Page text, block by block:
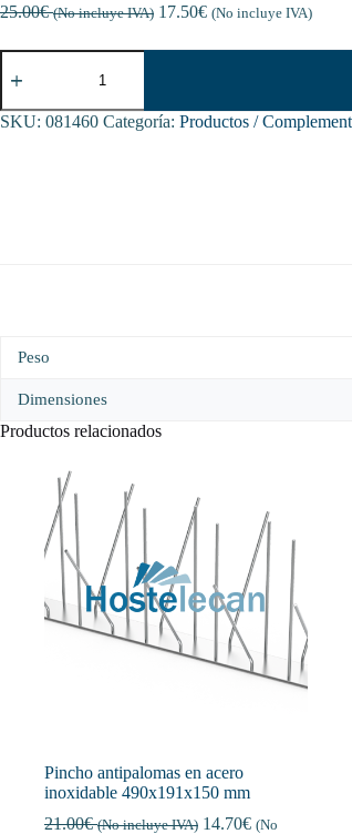
25.00€ (No incluye IVA) 17.50€ (No incluye IVA)
Perchero
mural
perchas
708x52x55
SKU: 081460 Categoría: Productos /
Peso
Dimensiones
Productos relacionados
Pincho antipalomas en acero
inoxidable 490x191x150 mm
21.00€ (No incluye IVA) 14.70€ (No